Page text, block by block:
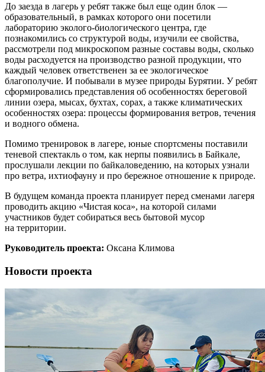
До заезда в лагерь у ребят также был еще один блок —
образовательный, в рамках которого они посетили
лабораторию эколого-биологического центра, где
познакомились со структурой воды, изучили ее свойства,
рассмотрели под микроскопом разные составы воды, сколько
воды расходуется на производство разной продукции, что
каждый человек ответственен за ее экологическое
благополучие. И побывали в музее природы Бурятии. У ребят
сформировались представления об особенностях береговой
линии озера, мысах, бухтах, сорах, а также климатических
особенностях озера: процессы формирования ветров, течения
и водного обмена.
Помимо тренировок в лагере, юные спортсмены поставили
теневой спектакль о том, как нерпы появились в Байкале,
прослушали лекции по байкаловедению, на которых узнали
про ветра, ихтиофауну и про бережное отношение к природе.
В будущем команда проекта планирует перед сменами лагеря
проводить акцию «Чистая коса», на которой силами
участников будет собираться весь бытовой мусор
на территории.
Руководитель проекта: Оксана Климова
Новости проекта